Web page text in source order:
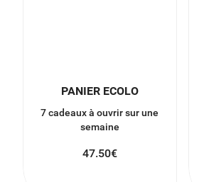
PANIER ECOLO
7 cadeaux à ouvrir sur une
semaine
47.50€